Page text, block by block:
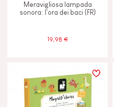
Meravigliosa lampada
sonora: l'ora dei baci (FR)
19,98 €